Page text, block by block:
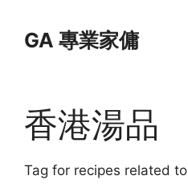
contentGA 專業家傭
香港湯品
Tag for recipes related to